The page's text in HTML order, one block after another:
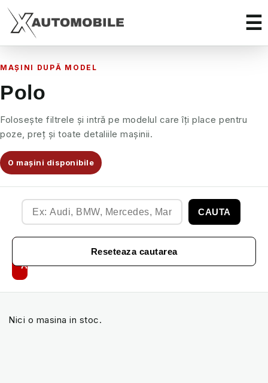
MAȘINI DUPĂ MODEL
Polo
Folosește filtrele și intră pe modelul care îți place pentru
poze, preț și toate detaliile mașinii.
0 mașini disponibile
CAUTA
Auto
Reseteaza cautarea
Nici o masina in stoc.